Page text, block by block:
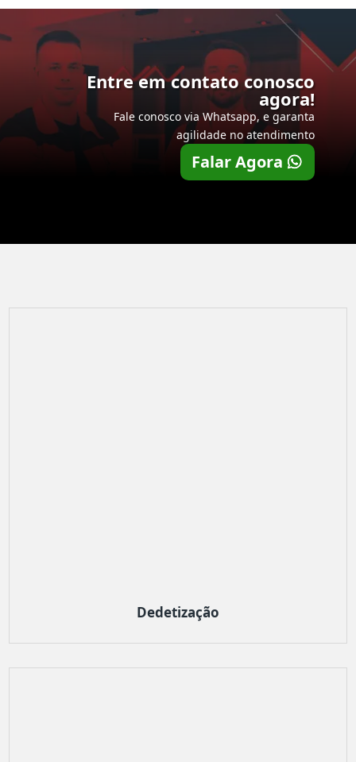
Entre em contato conosco
agora!
Fale conosco via Whatsapp, e garanta
agilidade no atendimento
Falar Agora
Dedetização